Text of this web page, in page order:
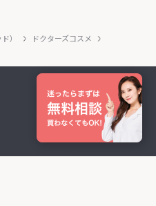
）
ドクターズコスメ